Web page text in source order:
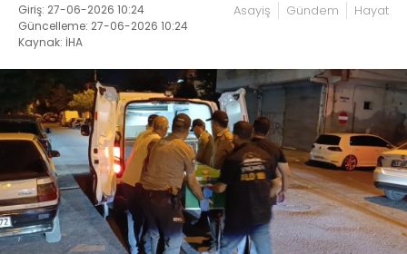
Giriş: 27-06-2026 10:24
Güncelleme: 27-06-2026 10:24
Kaynak: İHA
Asayiş Gündem Hayat